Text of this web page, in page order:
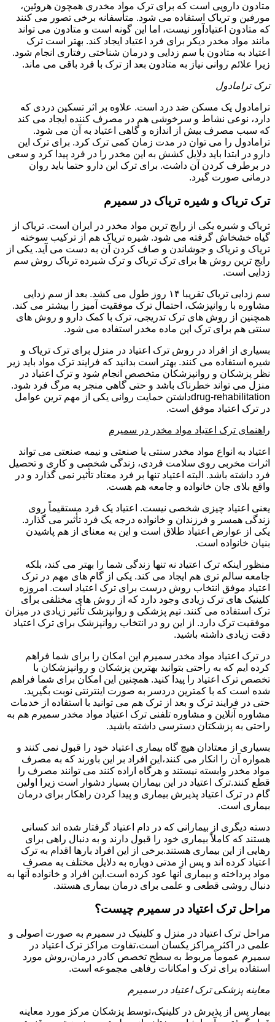
متادون دارویی است که برای ترک مواد مخدری همچون هروئین،
مورفین و تریاک استفاده می شود. متأسفانه برخی تصور می کنند
که متادون اعتیادآور نیست، اما این گونه است و متادون می تواند
مانند مواد مخدر دیکر برای فرد اعتیاد ایجاد کند. بهتر است ترک
اعتیاد به متادون با سم زدایی و درمان شناختی رفتاری انجام شود.
زیرا علائم روانی نیاز به متادون بعد از ترک با فرد باقی می ماند.
ترک ترامادول
ترامادول یک مسکن ضد درد است. علاوه بر اثر تسکین دردی که
دارد، نوعی نشاط و سرخوشی هم در مصرف کننده ایجاد می کند
که سبب مصرف بیش از اندازه و گاهی اعتیاد به آن می شود.
ترامادول را می توان در مدت زمان کمی ترک کرد. برای ترک این
دارو در ابتدا باید دلایل کشش به این مخدر را در فرد پیدا کرد و سعی
در برطرف کردن آن داشت. برای ترک این دارو حتما باید روان
درمانی صورت گیرد.
ترک تریاک و شیره تریاک در سمیرم
تریاک و شیره یکی از رایج ترین مواد مخدر در ایران است. تریاک از
گیاه خشخاش گرفته می شود. شیره تریاک هم از ترکیب سوخته
تریاک و تریاک و جوشاندن و صاف کردن آن به دست می آید. یکی از
رایج ترین روش ها برای ترک تریاک و ترک شیرده تریاک روش سم
زدایی است.
سم زدایی تریاک تقریبا ۱۴ روز طول می کشد. بعد از سم زدایی
مشاوره با روانپزشک، احتمال ترک موفقیت آمیز را بیشتر می کند.
همچنین از روش های ترک تدریجی، ترک با کمک دارو و روش های
سنتی هم برای ترک این ماده مخدر استفاده می شود.
بسیاری از افراد در روش ترک اعتیاد در منزل برای ترک تریاک و
شیره استفاده می کنند. بهتر است بدانید که فرایند ترک مواد باید زیر
نظر پزشکان و روانپزشکان متخصص انجام شود و ترک اعتیاد در
منزل می تواند خطرناک باشد و حتی گاهی منجر به مرگ فرد شود.
drug-rehabilitationداشتن حمایت روانی یکی از مهم ترین عوامل
در ترک اعتیاد موفق است.
راهنمای ترک اعتیاد مواد مخدر در سمیرم
اعتیاد به انواع مواد مخدر سنتی یا صنعتی و نیمه صنعتی می تواند
اثرات مخربی روی سلامت فردی، زندگی شخصی و کاری و تحصیل
فرد داشته باشد. البته اعتیاد تنها بر فرد معتاد تأثیر نمی گذارد و در
واقع بلای جان خانواده و جامعه هم هست.
یعنی اعتیاد چیزی شخصی نیست. اعتیاد یک فرد مستقیماً روی
زندگی همسر و فرزندان و خانواده درجه یک فرد تأثیر می گذارد.
یکی از عوارض اعتیاد طلاق است و این به معنای از هم پاشیدن
بنیان خانواده است.
منظور اینکه ترک اعتیاد نه تنها زندگی شما را بهتر می کند، بلکه
جامعه سالم تری هم ایجاد می کند. یکی از گام های مهم در ترک
اعتیاد موفق انتخاب روش درست برای ترک اعتیاد است. امروزه
کلینیک های ترک زیادی وجود دارد که از روش های مختلفی برای
ترک استفاده می کنند. تیم پزشکی و روانپزشک تأثیر زیادی در میزان
موفقیت ترک دارد. از این رو در انتخاب روانپزشک برای ترک اعتیاد
دقت زیادی داشته باشید.
در ترک اعتیاد مواد مخدر سمیرم این امکان را برای شما فراهم
کرده ایم که به راحتی بتوانید بهترین پزشکان و روانپزشکان با
تخصص ترک اعتیاد را پیدا کنید. همچنین این امکان برای شما فراهم
شده است که با کمترین دردسر به صورت اینترنتی نوبت بگیرید.
حتی در فرایند ترک و بعد از ترک هم می توانید با استفاده از خدمات
مشاوره آنلاین و مشاوره تلفنی ترک اعتیاد مواد مخدر سمیرم هم به
راحتی به پزشکتان دسترسی داشته باشید.
بسیاری از معتادان هیچ گاه بیماری اعتیاد خود را قبول نمی کنند و
همواره آن را انکار می کنند،این افراد بر این باورند که به مصرف
مواد مخدر وابسته نیستند و هرگاه اراده کنند می توانند مصرف را
قطع کنند.ترک اعتیاد در این بیماران بسیار دشوار است زیرا اولین
گام در ترک اعتیاد پذیرش بیماری و پیدا کردن راهکار برای درمان
بیماری است.
دسته دیگری از بیمارانی که در دام اعتیاد گرفتار شده اند کسانی
هستند که کاملاً بیماری خود را قبول دارند و به دنبال راهی برای
رهایی از این بیماری هستند.برخی از این افراد بارها اقدام به ترک
اعتیاد کرده اند و پس از مدتی دوباره به دلایل مختلف به مصرف
مواد پرداخته و بیماری آنها عود کرده است.این افراد و خانواده آنها به
دنبال روشی قطعی و علمی برای درمان بیماری هستند.
مراحل ترک اعتیاد در سمیرم چیست؟
مراحل ترک اعتیاد در منزل و کلینیک در سمیرم به صورت اصولی و
علمی در اکثر مراکز یکسان است،تفاوت مراکز ترک اعتیاد در
سمیرم عموماً مربوط به سطح تخصص کادر درمان،روش مورد
استفاده برای ترک و امکانات رفاهی مجموعه است.
معاینه پزشکی ترک اعتیاد در سمیرم
بیمار پس از پذیرش در کلینیک،توسط پزشکان مرکز مورد معاینه